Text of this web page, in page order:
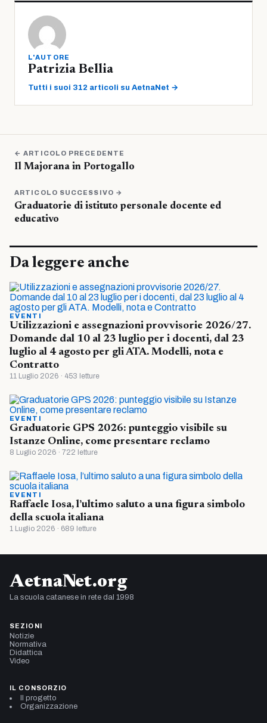
L'AUTORE
Patrizia Bellia
Tutti i suoi 312 articoli su AetnaNet →
← ARTICOLO PRECEDENTE
Il Majorana in Portogallo
ARTICOLO SUCCESSIVO →
Graduatorie di istituto personale docente ed
educativo
Da leggere anche
EVENTI
Utilizzazioni e assegnazioni provvisorie 2026/27.
Domande dal 10 al 23 luglio per i docenti, dal 23
luglio al 4 agosto per gli ATA. Modelli, nota e
Contratto
11 Luglio 2026 · 453 letture
EVENTI
Graduatorie GPS 2026: punteggio visibile su
Istanze Online, come presentare reclamo
8 Luglio 2026 · 722 letture
EVENTI
Raffaele Iosa, l’ultimo saluto a una figura simbolo
della scuola italiana
1 Luglio 2026 · 689 letture
AetnaNet.org
La scuola catanese in rete dal 1998
SEZIONI
Notizie
Normativa
Didattica
Video
IL CONSORZIO
Il progetto
Organizzazione